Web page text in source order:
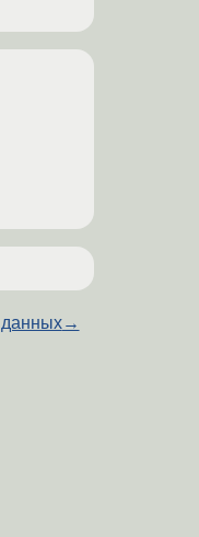
данных→